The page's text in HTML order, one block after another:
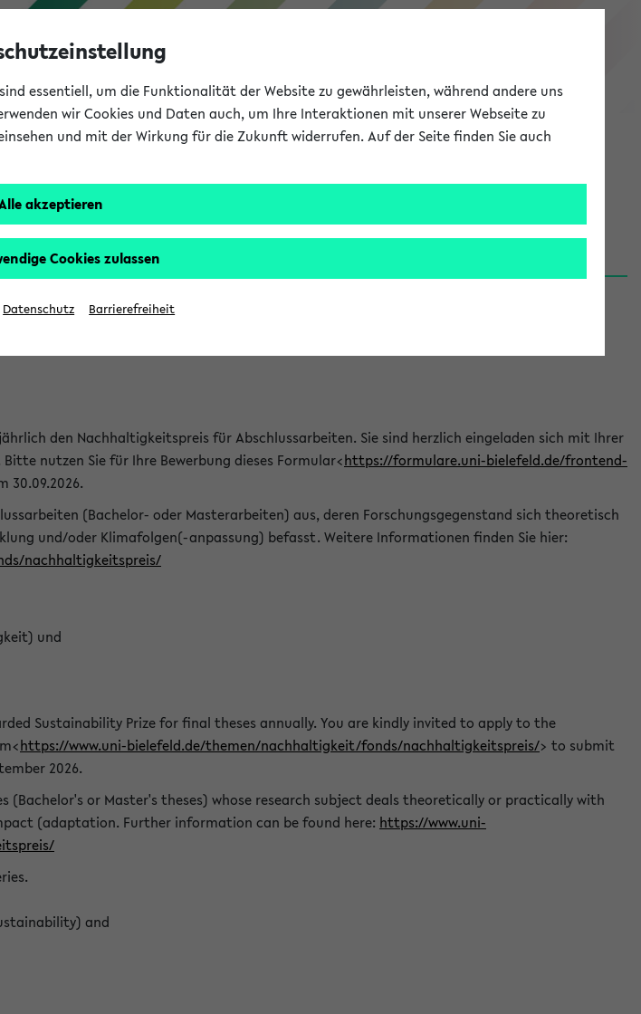
eKVV
gestartet (06.08.26)
den Nachhaltigkeitspreis für Abschlussarbeiten. Sie sind herzlich eingeladen sich mit Ihrer
nutzen Sie für Ihre Bewerbung dieses Formular<https://formulare.uni-bielefeld.de/frontend-
30.09.2026.
(Bachelor- oder Masterarbeiten) aus, deren Forschungsgegenstand sich theoretisch
und/oder Klimafolgen(-anpassung) befasst. Weitere Informationen finden Sie hier:
nachhaltigkeitspreis/
und
Sustainability Prize for final theses annually. You are kindly invited to apply to the
https://www.uni-bielefeld.de/themen/nachhaltigkeit/fonds/nachhaltigkeitspreis/> to submit
2026.
or Master's theses) whose research subject deals theoretically or practically with
(adaptation. Further information can be found here: https://www.uni-
and
essentiell, um die Funktionalität der Website zu gewährleisten, während andere uns
wir Cookies und Daten auch, um Ihre Interaktionen mit unserer Webseite zu
und mit der Wirkung für die Zukunft widerrufen. Auf der Seite finden Sie auch
akzeptieren
Cookies zulassen
Datenschutz Barrierefreiheit